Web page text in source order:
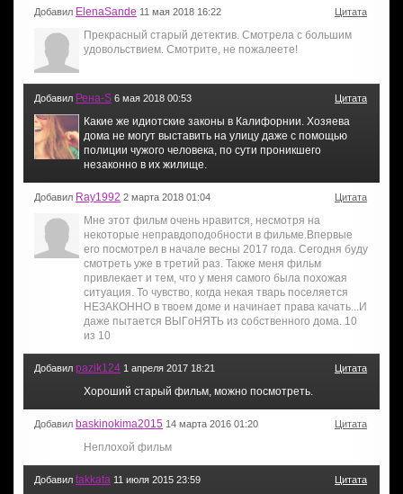
Добавил ElenaSande 11 мая 2018 16:22 Цитата
Прекрасный старый детектив. Смотрела с большим
удовольствием. Смотрите, не пожалеете!
Добавил Рена-S 6 мая 2018 00:53 Цитата
Какие же идиотские законы в Калифорнии. Хозяева
дома не могут выставить на улицу даже с помощью
полиции чужого человека, по сути проникшего
незаконно в их жилище.
Добавил Ray1992 2 марта 2018 01:04 Цитата
Мне этот фильм очень нравится, несмотря на
некоторые неправдоподобности в фильме.Впервые
его посмотрел в начале весны 2017 года. Сегодня буду
смотреть уже в третий раз. Также меня фильм
привлекает и тем, что у меня самого была похожая
ситуация. То чувство, когда некая тварь поселяется
НЕЗАКОННО в твоем доме и начинает права качать...И
даже пытается ВЫГoНЯТЬ из собственного дома. 10
из 10
Добавил pazik124 1 апреля 2017 18:21 Цитата
Хороший старый фильм, можно посмотреть.
Добавил baskinokima2015 14 марта 2016 01:20 Цитата
Неплохой фильм
Добавил takkata 11 июля 2015 23:59 Цитата